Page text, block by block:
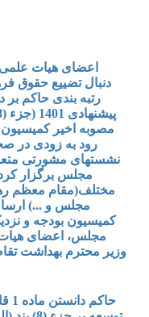
اعضای هیات
دنبال تضییع حقوق
رتبه بندی حاکم بر
مصوبه اخیر
رود به زودی در
نشستهای مشورتی
مجلس برگزار
مختلف(مقام معظم
مجلس و ...) ارسال
کمیسیون بودجه و
مجلس، اعضای
وزیر محترم بهداشت